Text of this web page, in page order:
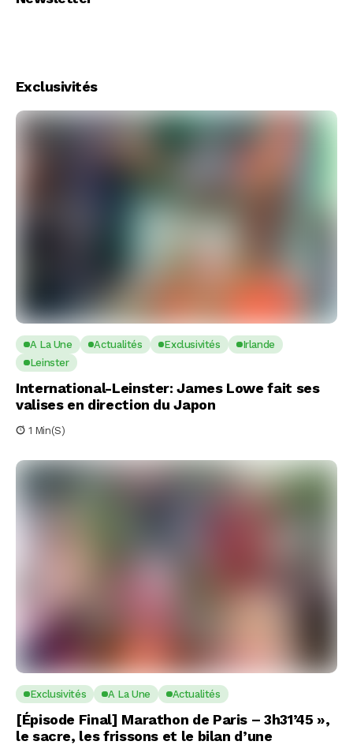
Exclusivités
A La Une Actualités Exclusivités
Irlande
Leinster
International-Leinster: James Lowe fait ses
valises en direction du Japon
1 Min(s)
Exclusivités A La Une Actualités
[Épisode Final] Marathon de Paris – 3h31’45 »,
le sacre, les frissons et le bilan d’une